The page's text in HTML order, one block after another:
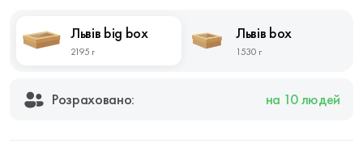
Львів big box
2195 г
Львів box
1530 г
Розраховано: на 10 людей